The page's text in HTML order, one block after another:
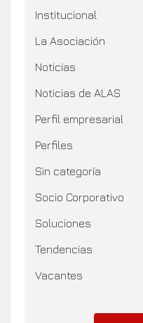
Institucional
La Asociación
Noticias
Noticias de ALAS
Perfil empresarial
Perfiles
Sin categoría
Socio Corporativo
Soluciones
Tendencias
Vacantes